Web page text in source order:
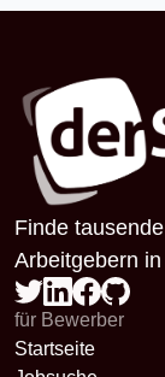
Finde
Arbeitgebern
für Bewerber
Startseite